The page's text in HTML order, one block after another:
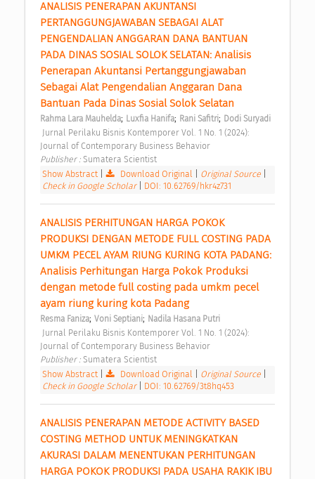
ANALISIS PENERAPAN AKUNTANSI
PERTANGGUNGJAWABAN SEBAGAI ALAT
PENGENDALIAN ANGGARAN DANA BANTUAN
PADA DINAS SOSIAL SOLOK SELATAN: Analisis
Penerapan Akuntansi Pertanggungjawaban
Sebagai Alat Pengendalian Anggaran Dana
Bantuan Pada Dinas Sosial Solok Selatan
Rahma Lara Mauhelda; Luxfia Hanifa; Rani Safitri; Dodi Suryadi
Journal of Contemporary Business Behavior
Publisher : Sumatera Scientist
Show Abstract| Download Original Original Source
Check in Google Scholar
DOI: 10.62769/hkr4z731
ANALISIS PERHITUNGAN HARGA POKOK
PRODUKSI DENGAN METODE FULL COSTING PADA
UMKM PECEL AYAM RIUNG KURING KOTA PADANG:
Analisis Perhitungan Harga Pokok Produksi
dengan metode full costing pada umkm pecel
ayam riung kuring kota Padang
Resma Faniza; Voni Septiani; Nadila Hasana Putri
Journal of Contemporary Business Behavior
Publisher : Sumatera Scientist
Show Abstract| Download Original Original Source
Check in Google Scholar
DOI: 10.62769/3t8hq453
ANALISIS PENERAPAN METODE ACTIVITY BASED
COSTING METHOD UNTUK MENINGKATKAN
AKURASI DALAM MENENTUKAN PERHITUNGAN
HARGA POKOK PRODUKSI PADA USAHA RAKIK IBU